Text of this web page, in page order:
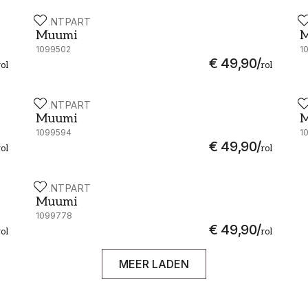
PAINTPART
Muumi
1099502
€ 49,90/rol
Muumi - 4910-5
PAINTPART
Muumi
1099594
€ 49,90/rol
Muumi - 4910-8
PAINTPART
Muumi
1099778
€ 49,90/rol
Muumi - 4911-2
MEER LADEN